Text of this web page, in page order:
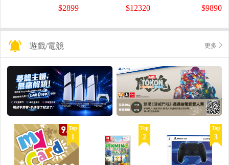
$2899 $12320 $9890
遊戲/電競 更多
Top
1
Top
2
Top
3